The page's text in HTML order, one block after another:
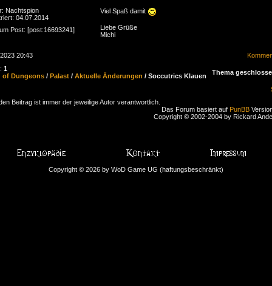
Nachtspion
04.07.2014
Post: [post:16693241]
Viel Spaß damit
Liebe Grüße
Michi
20:43
1
of Dungeons / Palast / Aktuelle Änderungen / Soccutrics Klauen Thema
Beitrag ist immer der jeweilige Autor verantwortlich.
Das Forum basiert auf PunBB
Copyright © 2002-2004 by Rickard
Copyright © 2026 by WoD Game UG (haftungsbeschränkt)